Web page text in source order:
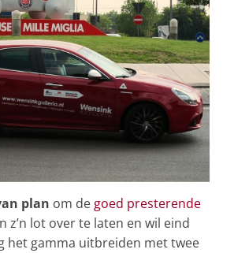
plan om de goed presterende
z’n lot over te laten en wil eind
het gamma uitbreiden met twee